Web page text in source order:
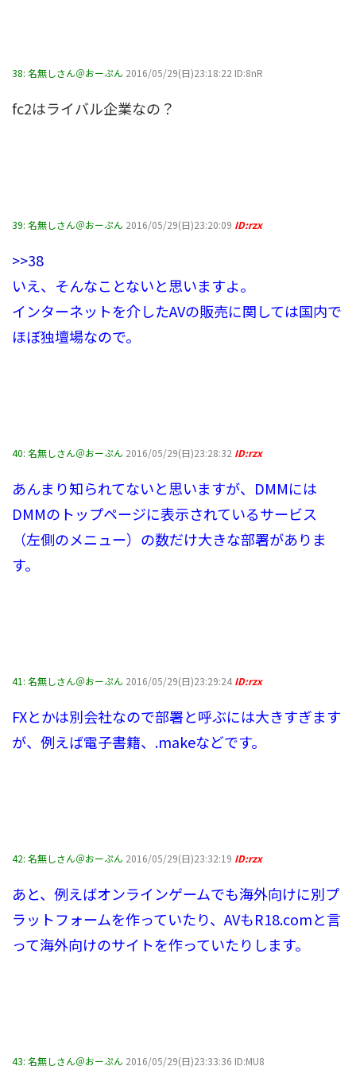
38: 名無しさん＠おーぷん 2016/05/29(日)23:18:22 ID:8nR
fc2はライバル企業なの？
39: 名無しさん＠おーぷん 2016/05/29(日)23:20:09 ID:rzx
>>38
いえ、そんなことないと思いますよ。
インターネットを介したAVの販売に関しては国内で
ほぼ独壇場なので。
40: 名無しさん＠おーぷん 2016/05/29(日)23:28:32 ID:rzx
あんまり知られてないと思いますが、DMMには
DMMのトップページに表示されているサービス
（左側のメニュー）の数だけ大きな部署がありま
す。
41: 名無しさん＠おーぷん 2016/05/29(日)23:29:24 ID:rzx
FXとかは別会社なので部署と呼ぶには大きすぎます
が、例えば電子書籍、.makeなどです。
42: 名無しさん＠おーぷん 2016/05/29(日)23:32:19 ID:rzx
あと、例えばオンラインゲームでも海外向けに別プ
ラットフォームを作っていたり、AVもR18.comと言
って海外向けのサイトを作っていたりします。
43: 名無しさん＠おーぷん 2016/05/29(日)23:33:36 ID:MU8